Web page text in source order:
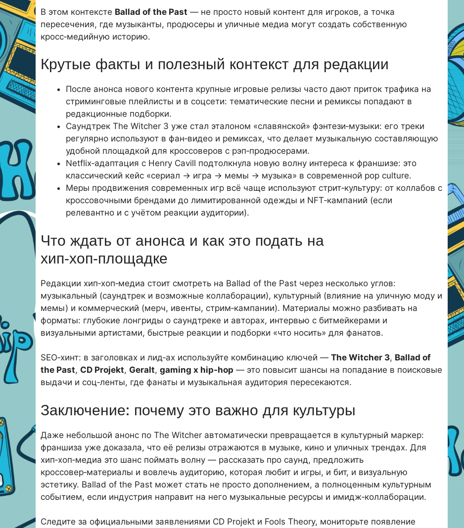
В этом контексте Ballad of the Past — не просто новый контент для игроков, а точка
пересечения, где музыканты, продюсеры и уличные медиа могут создать собственную
кросс‑медийную историю.
Крутые факты и полезный контекст для редакции
После анонса нового контента крупные игровые релизы часто дают приток трафика на
стриминговые плейлисты и в соцсети: тематические песни и ремиксы попадают в
редакционные подборки.
Саундтрек The Witcher 3 уже стал эталоном «славянской» фэнтези‑музыки: его треки
регулярно используют в фан‑видео и ремиксах, что делает музыкальную составляющую
удобной площадкой для кроссоверов с рэп‑продюсерами.
Netflix‑адаптация с Henry Cavill подтолкнула новую волну интереса к франшизе: это
классический кейс «сериал → игра → мемы → музыка» в современной pop culture.
Меры продвижения современных игр всё чаще используют стрит‑культуру: от коллабов с
кроссовочными брендами до лимитированной одежды и NFT‑кампаний (если
релевантно и с учётом реакции аудитории).
Что ждать от анонса и как это подать на
хип‑хоп‑площадке
Редакции хип‑хоп‑медиа стоит смотреть на Ballad of the Past через несколько углов:
музыкальный (саундтрек и возможные коллаборации), культурный (влияние на уличную моду и
мемы) и коммерческий (мерч, ивенты, стрим‑кампании). Материалы можно разбивать на
форматы: глубокие лонгриды о саундтреке и авторах, интервью с битмейкерами и
визуальными артистами, быстрые реакции и подборки «что носить» для фанатов.
SEO‑хинт: в заголовках и лид‑ах используйте комбинацию ключей — The Witcher 3, Ballad of
the Past, CD Projekt, Geralt, gaming x hip‑hop — это повысит шансы на попадание в поисковые
выдачи и соц‑ленты, где фанаты и музыкальная аудитория пересекаются.
Заключение: почему это важно для культуры
Даже небольшой анонс по The Witcher автоматически превращается в культурный маркер:
франшиза уже доказала, что её релизы отражаются в музыке, кино и уличных трендах. Для
хип‑хоп‑медиа это шанс поймать волну — рассказать про саунд, предложить
кроссовер‑материалы и вовлечь аудиторию, которая любит и игры, и бит, и визуальную
эстетику. Ballad of the Past может стать не просто дополнением, а полноценным культурным
событием, если индустрия направит на него музыкальные ресурсы и имидж‑коллаборации.
Следите за официальными заявлениями CD Projekt и Fools Theory, мониторьте появление